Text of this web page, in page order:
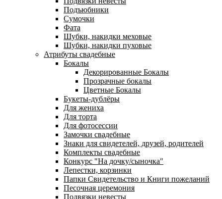
Подъюбники
Сумочки
Фата
Шубки, накидки меховые
Шубки, накидки пуховые
Атрибуты свадебные
Бокалы
Декорированные Бокалы
Прозрачные бокалы
Цветные Бокалы
Букеты-дублёры
Для жениха
Для торта
Для фотосессии
Замочки свадебные
Знаки для свидетелей, друзей, родителей
Комплекты свадебные
Конкурс "На дочку/сыночка"
Лепестки, корзинки
Папки Свидетельство и Книги пожеланий
Песочная церемония
Подвязки невесты